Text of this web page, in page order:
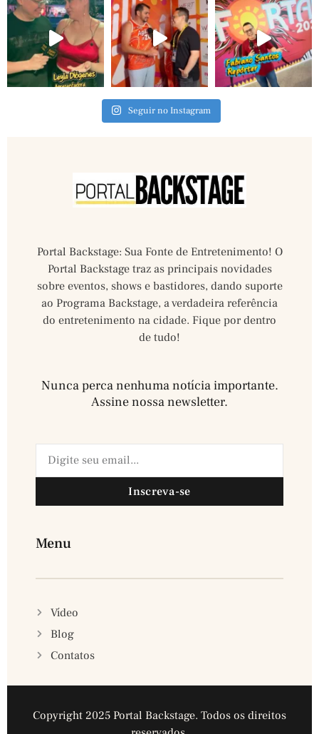
Seguir no Instagram
Portal Backstage: Sua Fonte de Entretenimento! O
Portal Backstage traz as principais novidades
sobre eventos, shows e bastidores, dando suporte
ao Programa Backstage, a verdadeira referência
do entretenimento na cidade. Fique por dentro
de tudo!
Nunca perca nenhuma notícia importante.
Assine nossa newsletter.​
Inscreva-se
Menu
Vídeo
Blog
Contatos
Copyright 2025 Portal Backstage. Todos os direitos